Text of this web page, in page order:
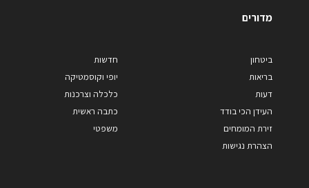
מדורים
ביטחון
בריאות
דעות
העידן הכי בודד
זירת המומחים
הצהרת נגישות
חדשות
יופי וקוסמטיקה
כלכלה וצרכנות
כתבה ראשית
משפטי